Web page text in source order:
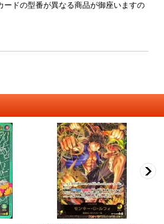
ドの型番が異なる商品が御座いますの